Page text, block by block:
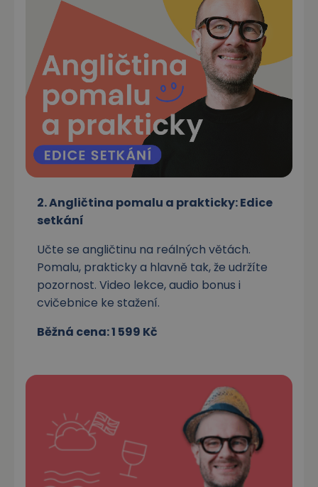
2. Angličtina pomalu a prakticky: Edice
setkání
Učte se angličtinu na reálných větách.
Pomalu, prakticky a hlavně tak, že udržíte
pozornost. Video lekce, audio bonus i
cvičebnice ke stažení.
Běžná cena: 1 599 Kč